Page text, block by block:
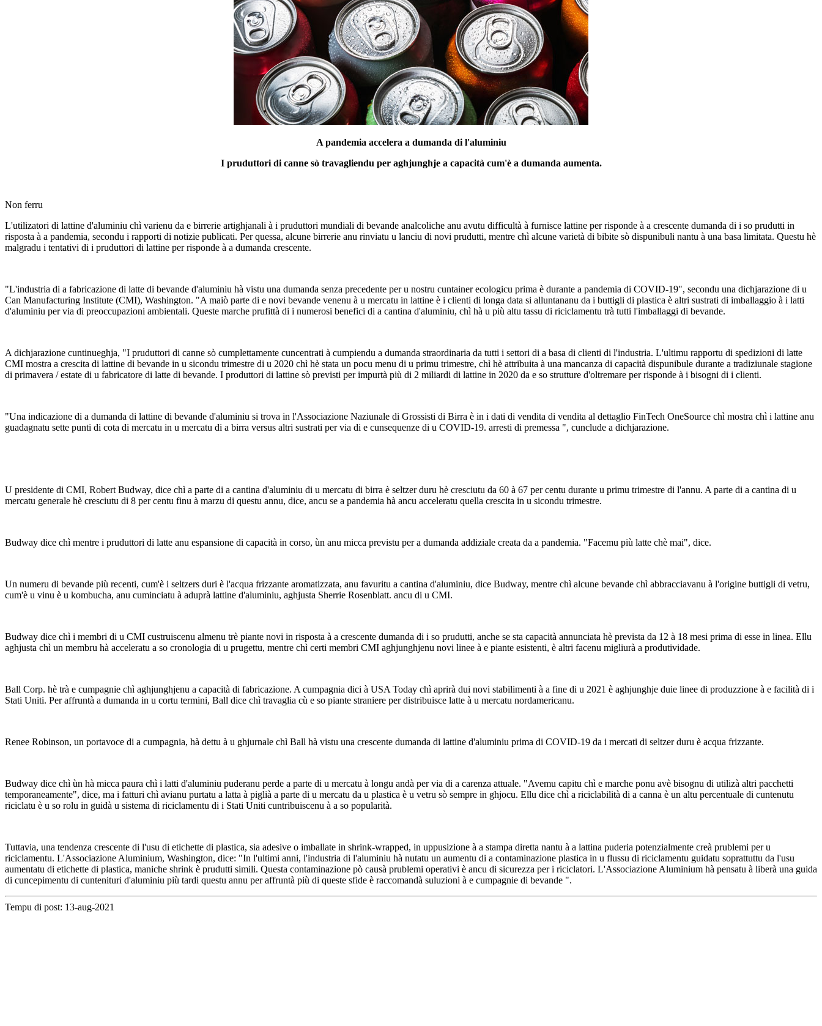
A pandemia accelera a dumanda di l'aluminiu
I pruduttori di canne sò travagliendu per aghjunghje a capacità cum'è a dumanda aumenta.
Non ferru
L'utilizatori di lattine d'aluminiu chì varienu da e birrerie artighjanali à i pruduttori mundiali di bevande analcoliche anu avutu difficultà à furnisce lattine per risponde à a crescente dumanda di i so prudutti in
risposta à a pandemia, secondu i rapporti di notizie publicati. Per quessa, alcune birrerie anu rinviatu u lanciu di novi prudutti, mentre chì alcune varietà di bibite sò dispunibuli nantu à una basa limitata. Questu hè
malgradu i tentativi di i pruduttori di lattine per risponde à a dumanda crescente.
"L'industria di a fabricazione di latte di bevande d'aluminiu hà vistu una dumanda senza precedente per u nostru cuntainer ecologicu prima è durante a pandemia di COVID-19", secondu una dichjarazione di u
Can Manufacturing Institute (CMI), Washington. "A maiò parte di e novi bevande venenu à u mercatu in lattine è i clienti di longa data si alluntananu da i buttigli di plastica è altri sustrati di imballaggio à i latti
d'aluminiu per via di preoccupazioni ambientali. Queste marche prufittà di i numerosi benefici di a cantina d'aluminiu, chì hà u più altu tassu di riciclamentu trà tutti l'imballaggi di bevande.
A dichjarazione cuntinueghja, "I pruduttori di canne sò cumplettamente cuncentrati à cumpiendu a dumanda straordinaria da tutti i settori di a basa di clienti di l'industria. L'ultimu rapportu di spedizioni di latte
CMI mostra a crescita di lattine di bevande in u sicondu trimestre di u 2020 chì hè stata un pocu menu di u primu trimestre, chì hè attribuita à una mancanza di capacità dispunibule durante a tradiziunale stagione
di primavera / estate di u fabricatore di latte di bevande. I produttori di lattine sò previsti per impurtà più di 2 miliardi di lattine in 2020 da e so strutture d'oltremare per risponde à i bisogni di i clienti.
"Una indicazione di a dumanda di lattine di bevande d'aluminiu si trova in l'Associazione Naziunale di Grossisti di Birra è in i dati di vendita di vendita al dettaglio FinTech OneSource chì mostra chì i lattine anu
guadagnatu sette punti di cota di mercatu in u mercatu di a birra versus altri sustrati per via di e cunsequenze di u COVID-19. arresti di premessa ", cunclude a dichjarazione.
U presidente di CMI, Robert Budway, dice chì a parte di a cantina d'aluminiu di u mercatu di birra è seltzer duru hè cresciutu da 60 à 67 per centu durante u primu trimestre di l'annu. A parte di a cantina di u
mercatu generale hè cresciutu di 8 per centu finu à marzu di questu annu, dice, ancu se a pandemia hà ancu acceleratu quella crescita in u sicondu trimestre.
Budway dice chì mentre i pruduttori di latte anu espansione di capacità in corso, ùn anu micca previstu per a dumanda addiziale creata da a pandemia. "Facemu più latte chè mai", dice.
Un numeru di bevande più recenti, cum'è i seltzers duri è l'acqua frizzante aromatizzata, anu favuritu a cantina d'aluminiu, dice Budway, mentre chì alcune bevande chì abbracciavanu à l'origine buttigli di vetru,
cum'è u vinu è u kombucha, anu cuminciatu à aduprà lattine d'aluminiu, aghjusta Sherrie Rosenblatt. ancu di u CMI.
Budway dice chì i membri di u CMI custruiscenu almenu trè piante novi in ​​risposta à a crescente dumanda di i so prudutti, anche se sta capacità annunciata hè prevista da 12 à 18 mesi prima di esse in linea. Ellu
aghjusta chì un membru hà acceleratu a so cronologia di u prugettu, mentre chì certi membri CMI aghjunghjenu novi linee à e piante esistenti, è altri facenu migliurà a produtividade.
Ball Corp. hè trà e cumpagnie chì aghjunghjenu a capacità di fabricazione. A cumpagnia dici à USA Today chì aprirà dui novi stabilimenti à a fine di u 2021 è aghjunghje duie linee di produzzione à e facilità di i
Stati Uniti. Per affruntà a dumanda in u cortu termini, Ball dice chì travaglia cù e so piante straniere per distribuisce latte à u mercatu nordamericanu.
Renee Robinson, un portavoce di a cumpagnia, hà dettu à u ghjurnale chì Ball hà vistu una crescente dumanda di lattine d'aluminiu prima di COVID-19 da i mercati di seltzer duru è acqua frizzante.
Budway dice chì ùn hà micca paura chì i latti d'aluminiu puderanu perde a parte di u mercatu à longu andà per via di a carenza attuale. "Avemu capitu chì e marche ponu avè bisognu di utilizà altri pacchetti
temporaneamente", dice, ma i fatturi chì avianu purtatu a latta à piglià a parte di u mercatu da u plastica è u vetru sò sempre in ghjocu. Ellu dice chì a riciclabilità di a canna è un altu percentuale di cuntenutu
riciclatu è u so rolu in guidà u sistema di riciclamentu di i Stati Uniti cuntribuiscenu à a so popularità.
Tuttavia, una tendenza crescente di l'usu di etichette di plastica, sia adesive o imballate in shrink-wrapped, in uppusizione à a stampa diretta nantu à a lattina puderia potenzialmente creà prublemi per u
riciclamentu. L'Associazione Aluminium, Washington, dice: "In l'ultimi anni, l'industria di l'aluminiu hà nutatu un aumentu di a contaminazione plastica in u flussu di riciclamentu guidatu soprattuttu da l'usu
aumentatu di etichette di plastica, maniche shrink è prudutti simili. Questa contaminazione pò causà prublemi operativi è ancu di sicurezza per i riciclatori. L'Associazione Aluminium hà pensatu à liberà una guida
di cuncepimentu di cuntenituri d'aluminiu più tardi questu annu per affruntà più di queste sfide è raccomandà suluzioni à e cumpagnie di bevande ".
Tempu di post: 13-aug-2021